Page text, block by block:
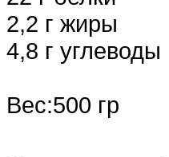
2,2 г жиры
4,8 г углеводы
Вес:500 гр